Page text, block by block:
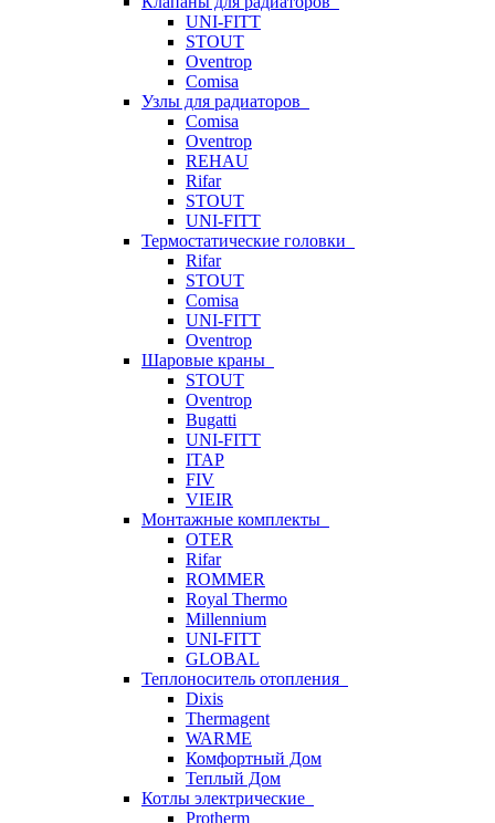
UNI-FITT
STOUT
Oventrop
Comisa
Узлы для радиаторов
Comisa
Oventrop
REHAU
Rifar
STOUT
UNI-FITT
Термостатические головки
Rifar
STOUT
Comisa
UNI-FITT
Oventrop
Шаровые краны
STOUT
Oventrop
Bugatti
UNI-FITT
ITAP
FIV
VIEIR
Монтажные комплекты
OTER
Rifar
ROMMER
Royal Thermo
Millennium
UNI-FITT
GLOBAL
Теплоноситель отопления
Dixis
Thermagent
WARME
Комфортный Дом
Теплый Дом
Котлы электрические
Protherm